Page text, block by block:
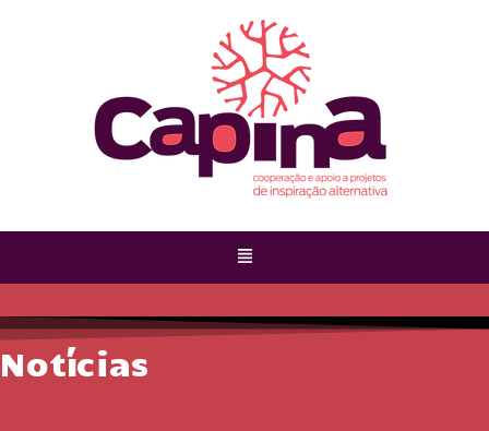
Notícias